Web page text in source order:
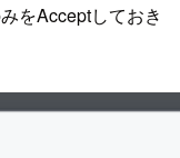
をAcceptしておき